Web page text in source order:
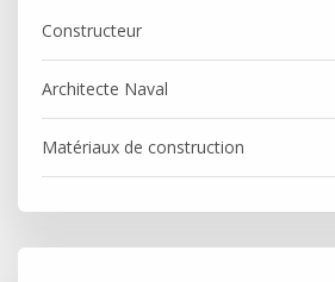
Constructeur
Architecte Naval
Matériaux de construction